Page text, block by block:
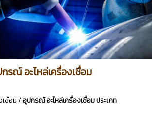
รณ์ อะไหล่เครื่องเชื่อม
ชื่อม/อุปกรณ์ อะไหล่เครื่องเชื่อม ประเภท